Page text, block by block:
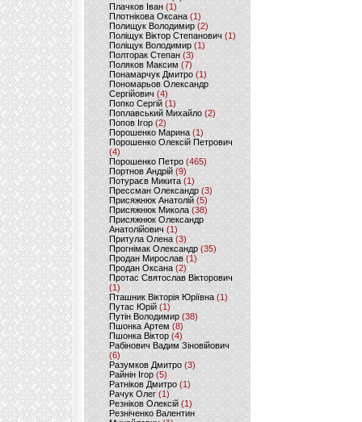
Плачков Іван(1)
Плотнікова Оксана (1)
Полищук Володимир(2)
Поліщук Віктор Степанович(1)
Поліщук Володимир (1)
Полторак Степан(3)
Поляков Максим (7)
Понамарчук Дмитро (1)
Пономарьов Олександр
Сергійович(4)
Попко Сергій (1)
Поплавський Михайло (2)
Попов Ігор(2)
Порошенко Марина (1)
Порошенко Олексій Петрович
(4)
Порошенко Петро (465)
Портнов Андрій (9)
Потураєв Микита(1)
Прессман Олександр(3)
Присяжнюк Анатолій (5)
Присяжнюк Микола (38)
Присяжнюк Олександр
Анатолійович (1)
Притула Олена (3)
Прогнімак Олександр(35)
Продан Мирослав(1)
Продан Оксана (2)
Протас Святослав Вікторович
(1)
Пташник Вікторія Юріївна (1)
Путас Юрій (1)
Путін Володимир(38)
Пшонка Артем (8)
Пшонка Віктор(4)
Рабінович Вадим Зіновійович
(6)
Разумков Дмитро (3)
Райнін Ігор(5)
Ратніков Дмитро (1)
Рачук Олег (1)
Резніков Олексій(1)
Резніченко Валентин